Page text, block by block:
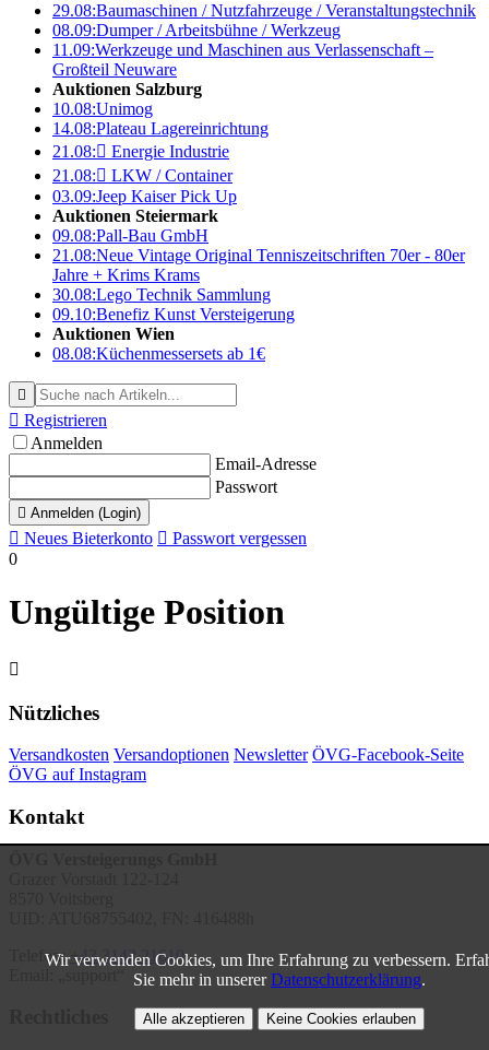
29.08:Baumaschinen / Nutzfahrzeuge / Veranstaltungstechnik
08.09:Dumper / Arbeitsbühne / Werkzeug
11.09:Werkzeuge und Maschinen aus Verlassenschaft –
Großteil Neuware
Auktionen Salzburg
10.08:Unimog
14.08:Plateau Lagereinrichtung
21.08: Energie Industrie
21.08: LKW / Container
03.09:Jeep Kaiser Pick Up
Auktionen Steiermark
09.08:Pall-Bau GmbH
21.08:Neue Vintage Original Tenniszeitschriften 70er - 80er
Jahre + Krims Krams
30.08:Lego Technik Sammlung
09.10:Benefiz Kunst Versteigerung
Auktionen Wien
08.08:Küchenmessersets ab 1€

 Registrieren
Anmelden
Email-Adresse
Passwort
 Anmelden (Login)
 Neues Bieterkonto  Passwort vergessen
Wir verwenden Cookies, um Ihre Erfahrung zu verbessern.
Sie mehr in unsererDatenschutzerklärung.
Alle akzeptieren Keine Cookies erlauben
0
Ungültige Position

Nützliches
Versandkosten Versandoptionen Newsletter ÖVG-Facebook-Seite
ÖVG auf Instagram
Kontakt
Telefon:+43 3142 21610